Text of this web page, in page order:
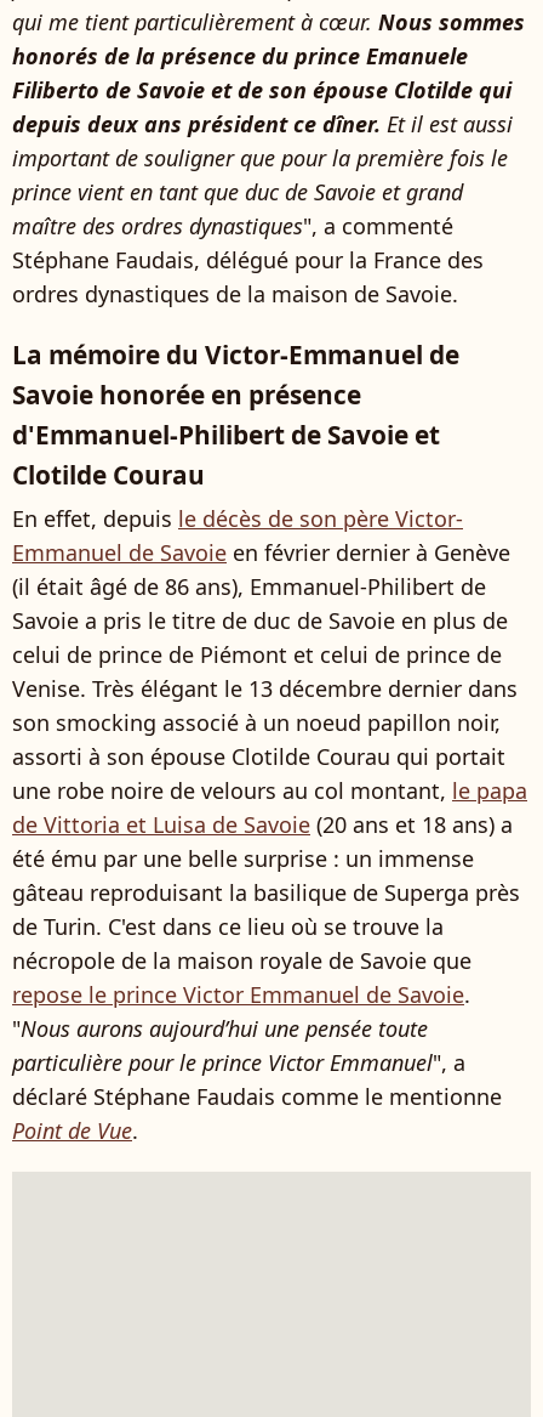
qui me tient particulièrement à cœur. Nous sommes
honorés de la présence du prince Emanuele
Filiberto de Savoie et de son épouse Clotilde qui
depuis deux ans président ce dîner. Et il est aussi
important de souligner que pour la première fois le
prince vient en tant que duc de Savoie et grand
maître des ordres dynastiques", a commenté
Stéphane Faudais, délégué pour la France des
ordres dynastiques de la maison de Savoie.
La mémoire du Victor-Emmanuel de
Savoie honorée en présence
d'Emmanuel-Philibert de Savoie et
Clotilde Courau
En effet, depuis le décès de son père Victor-
Emmanuel de Savoie en février dernier à Genève
(il était âgé de 86 ans), Emmanuel-Philibert de
Savoie a pris le titre de duc de Savoie en plus de
celui de prince de Piémont et celui de prince de
Venise. Très élégant le 13 décembre dernier dans
son smocking associé à un noeud papillon noir,
assorti à son épouse Clotilde Courau qui portait
une robe noire de velours au col montant, le papa
de Vittoria et Luisa de Savoie (20 ans et 18 ans) a
été ému par une belle surprise : un immense
gâteau reproduisant la basilique de Superga près
de Turin. C'est dans ce lieu où se trouve la
nécropole de la maison royale de Savoie que
repose le prince Victor Emmanuel de Savoie.
"Nous aurons aujourd’hui une pensée toute
particulière pour le prince Victor Emmanuel", a
déclaré Stéphane Faudais comme le mentionne
Point de Vue.